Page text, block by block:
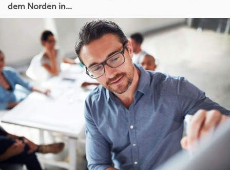
dem Norden in...